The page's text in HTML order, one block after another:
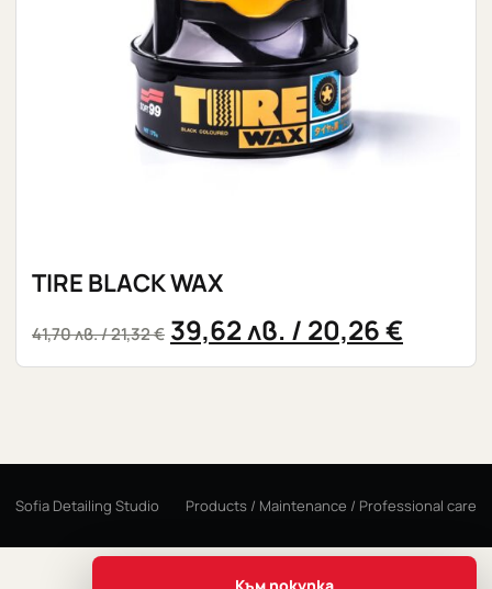
TIRE BLACK WAX
41,70лв./ 21,32 € 39,62лв. / 20,26 €
Sofia Detailing Studio Products / Maintenance / Professional care